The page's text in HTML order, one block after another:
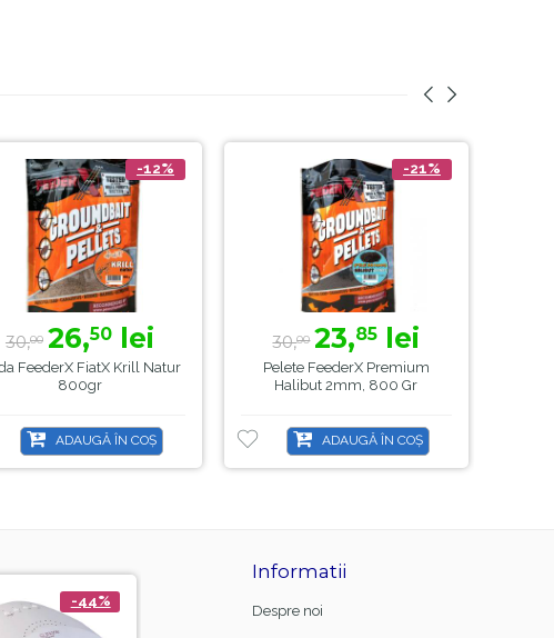
-12%
30,00 26,50lei
FeederX FiatX Krill Natur
800gr
ADAUGĂ ÎN COȘ
-21%
30,00 23,85 lei
Pelete FeederX Premium
Halibut 2mm, 800 Gr
ADAUGĂ ÎN COȘ
-44% -21%
Informatii
Despre noi